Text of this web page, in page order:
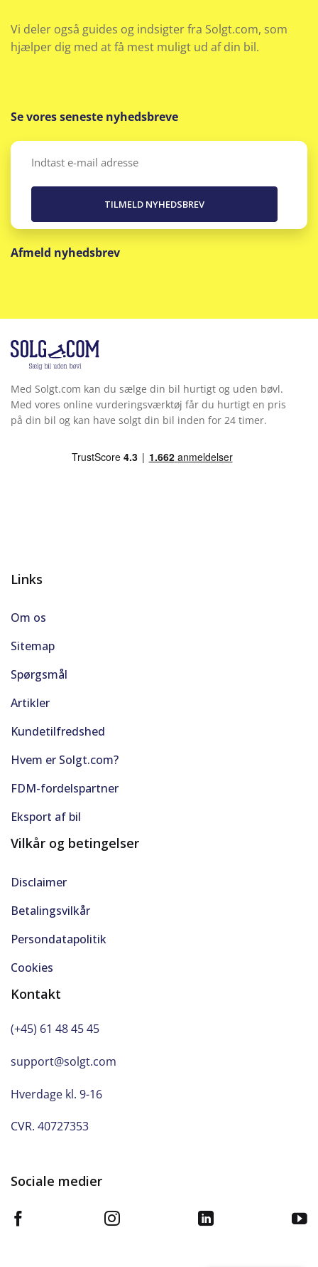
Vi deler også guides og indsigter fra Solgt.com, som
hjælper dig med at få mest muligt ud af din bil.
Se vores seneste nyhedsbreve
Email
Afmeld nyhedsbrev
Med Solgt.com kan du sælge din bil hurtigt og uden bøvl.
Med vores online vurderingsværktøj får du hurtigt en pris
på din bil og kan have solgt din bil inden for 24 timer.
Links
Om os
Sitemap
Spørgsmål
Artikler
Kundetilfredshed
Hvem er Solgt.com?
FDM-fordelspartner
Eksport af bil
Vilkår og betingelser
Disclaimer
Betalingsvilkår
Persondatapolitik
Cookies
Kontakt
(+45) 61 48 45 45
support@solgt.com
Hverdage kl. 9-16
CVR. 40727353
Sociale medier